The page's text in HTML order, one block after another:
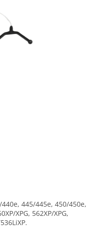
445/445e, 450/450e,
XPG, 562XP/XPG,